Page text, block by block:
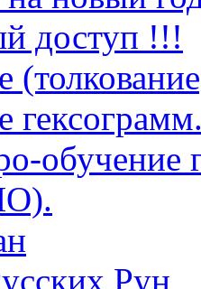
доступ !!!
обучение
Рун